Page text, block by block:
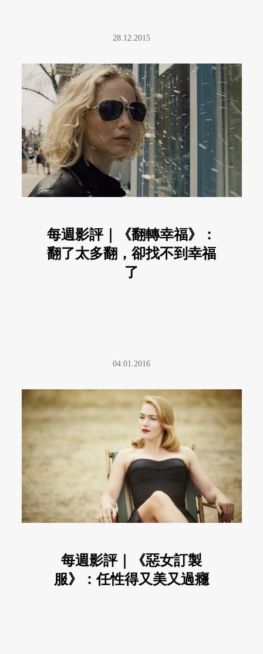
28.12.2015
每週影評｜《翻轉幸福》：
翻了太多翻，卻找不到幸福
了
04.01.2016
每週影評｜《惡女訂製
服》：任性得又美又過癮